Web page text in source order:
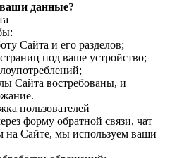
данные?
Сайта и его разделов;
под ваше устройство;
Сайта востребованы, и
пользователей
форму обратной связи, чат
на Сайте, мы используем ваши